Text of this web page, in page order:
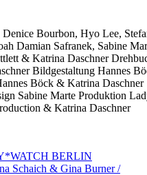
Denice Bourbon, Hyo Lee,
Damian Safranek, Sabine
& Katrina Daschner
Bildgestaltung Hannes
Böck & Katrina Daschner
Sabine Marte Produktion
& Katrina Daschner
BERLIN
Schaich & Gina Burner /